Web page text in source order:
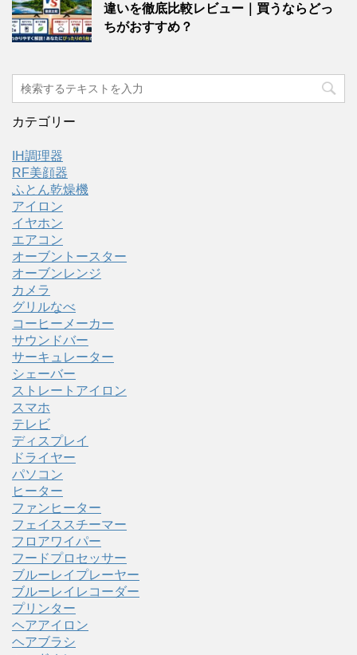
違いを徹底比較レビュー｜買うならどっ
ちがおすすめ？
カテゴリー
IH調理器
RF美顔器
ふとん乾燥機
アイロン
イヤホン
エアコン
オーブントースター
オーブンレンジ
カメラ
グリルなべ
コーヒーメーカー
サウンドバー
サーキュレーター
シェーバー
ストレートアイロン
スマホ
テレビ
ディスプレイ
ドライヤー
パソコン
ヒーター
ファンヒーター
フェイススチーマー
フロアワイパー
フードプロセッサー
ブルーレイプレーヤー
ブルーレイレコーダー
プリンター
ヘアアイロン
ヘアブラシ